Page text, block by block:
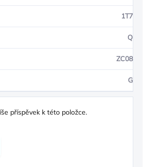
1T7
Q
ZC08
G
příspěvek k této položce.